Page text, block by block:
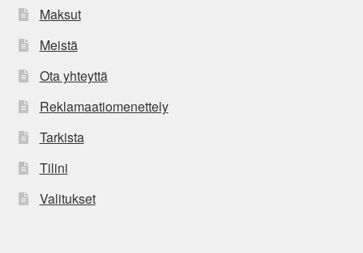
Maksut
Meistä
Ota yhteyttä
Reklamaatiomenettely
Tarkista
Tilini
Valitukset